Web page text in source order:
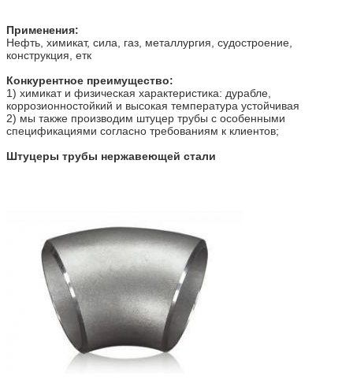
Применения:
Нефть, химикат, сила, газ, металлургия, судостроение,
конструкция, етк
Конкурентное преимущество:
1) химикат и физическая характеристика: дурабле,
коррозионностойкий и высокая температура устойчивая
2) мы также производим штуцер трубы с особенными
спецификациями согласно требованиям к клиентов;
Штуцеры трубы нержавеющей стали